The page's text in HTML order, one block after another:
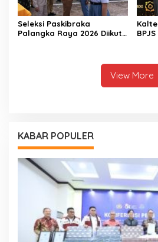
Seleksi Paskibraka
Palangka Raya 2026 Diikuti
View More
KABAR POPULER